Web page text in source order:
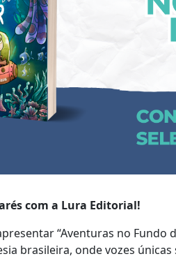
com a Lura Editorial!
“Aventuras no Fundo
brasileira, onde vozes